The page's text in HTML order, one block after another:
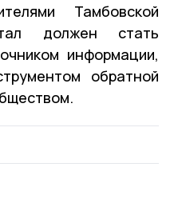
Тамбовской
должен стать
информации,
обратной